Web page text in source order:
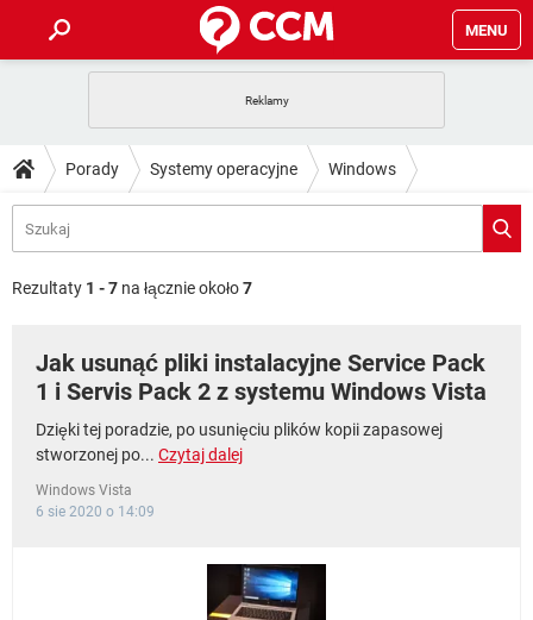
MENU
GRY WHATSAPP
INSTAGRAM FACEBOOK
WINDOWS 10
PORADY
PlayStation TIKTOK
GRY
SPOTIFY
WINDOWS 10
DO POBRANIA
ANDROID TIKTOK
GRY
INSTAGRAM FACEBOOK
WINDOWS 10
GRY WHATSAPP
SPOTIFY NETFLIX
INSTAGRAM FACEBOOK
COVID-19 TIKTOK
WHATSAPP
SPOTIFY
INSTAGRAM
Porady Systemy operacyjne Windows
Rezultaty 1 - 7 na łącznie około7
Jak usunąć pliki instalacyjne Service Pack
1 i Servis Pack 2 z systemu Windows Vista
Dzięki tej poradzie, po usunięciu plików kopii zapasowej
stworzonej po... Czytaj dalej
Windows Vista
6 sie 2020 o 14:09